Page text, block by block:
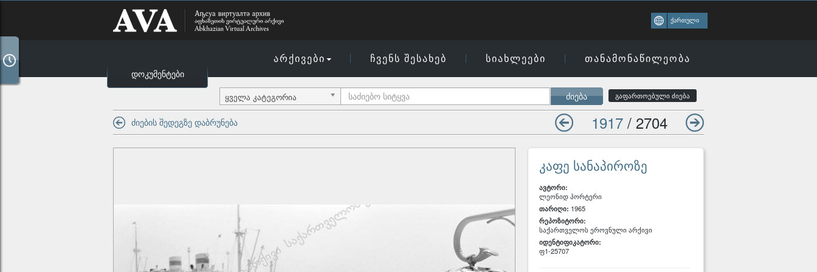
ქართული
დოკუმენტები
არქივები ჩვენს შესახებ სიახლეები თანამონაწილეობა
ყველა კატეგორია ძიება გაფართოებული ძიება
ძიების შედეგზე დაბრუნება 1917 / 2704
კაფე სანაპიროზე
ავტორი:
ლეონიდ პორტერი
თარიღი: 1965
რეპოზიტორი:
საქართველოს ეროვნული არქივი
იდენტიფიკატორი:
ფ1-25707